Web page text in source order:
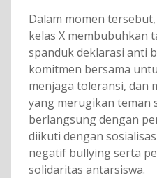
Dalam momen
kelas X membubuhkan
spanduk deklarasi anti
komitmen bersama
menjaga toleransi, dan
yang merugikan teman
berlangsung dengan
diikuti dengan
negatif bullying serta
solidaritas antarsiswa.